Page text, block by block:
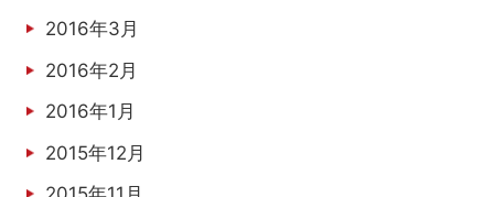
2016年3月
2016年2月
2016年1月
2015年12月